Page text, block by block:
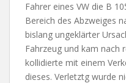
Fahrer eines VW die B
Bereich des Abzweiges
bislang ungeklärter
Fahrzeug und kam nach
kollidierte mit einem
dieses. Verletztg wurde